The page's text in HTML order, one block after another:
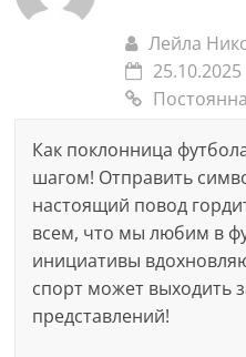
Лейла
Как поклонница
шагом! Отправить
настоящий повод
всем, что мы любим в
инициативы
спорт может выходить
представлений!